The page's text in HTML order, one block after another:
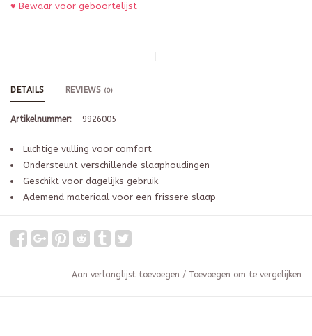
♥ Bewaar voor geboortelijst
DETAILS REVIEWS (0)
Artikelnummer: 9926005
Luchtige vulling voor comfort
Ondersteunt verschillende slaaphoudingen
Geschikt voor dagelijks gebruik
Ademend materiaal voor een frissere slaap
Aan verlanglijst toevoegen / Toevoegen om te vergelijken